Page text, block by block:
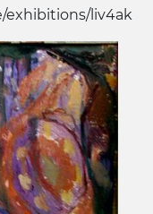
exhibitions/liv4ak